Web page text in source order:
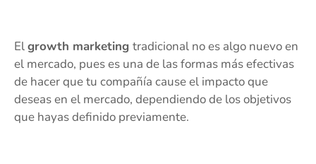
Elgrowth marketing tradicional no es algo nuevo en
el mercado, pues es una de las formas más efectivas
de hacer que tu compañía cause el impacto que
deseas en el mercado, dependiendo de los objetivos
que hayas definido previamente.